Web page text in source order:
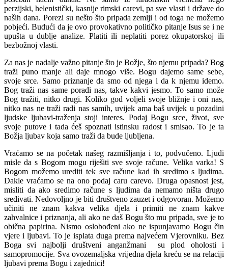
perzijski, helenistički, kasnije rimski carevi, pa sve vlasti i države do
naših dana. Porezi su nešto što pripada zemlji i od toga ne možemo
pobjeći. Budući da je ovo provokativno političko pitanje Isus se i ne
upušta u dublje analize. Platiti ili neplatiti porez okupatorskoj ili
bezbožnoj vlasti.
Za nas je nadalje važno pitanje što je Božje, što njemu pripada? Bog
traži puno manje ali daje mnogo više. Bogu dajemo same sebe,
svoje srce. Samo priznanje da smo od njega i da k njemu idemo.
Bog traži nas same poradi nas, takve kakvi jesmo. To samo može
Bog tražiti, nitko drugi. Koliko god voljeli svoje bližnje i oni nas,
nitko nas ne traži radi nas samih, uvijek ama baš uvijek u pozadini
ljudske ljubavi-traženja stoji interes. Podaj Bogu srce, život, sve
svoje putove i tada ćeš spoznati istinsku radost i smisao. To je ta
Božja ljubav koja samo traži da bude ljubljena.
Vraćamo se na početak našeg razmišljanja i to, podvučeno. Ljudi
misle da s Bogom mogu riješiti sve svoje račune. Velika varka! S
Bogom možemo urediti tek sve račune kad ih sredimo s ljudima.
Dakle vraćamo se na ono podaj caru carevo. Druga opasnost jest,
misliti da ako sredimo račune s ljudima da nemamo ništa drugo
sređivati. Nedovoljno je biti društveno zauzet i odgovoran. Možemo
učiniti ne znam kakva velika djela i primiti ne znam kakve
zahvalnice i priznanja, ali ako ne daš Bogu što mu pripada, sve je to
obična papirina. Nismo oslobođeni ako ne ispunjavamo Bogu čin
vjere i ljubavi. To je isplata duga prema najvećem Vjerovniku. Bez
Boga svi najbolji društveni anganžmani su plod oholosti i
samopromocije. Sva ovozemaljska vrijedna djela kreću se na relaciji
ljubavi prema Bogu i zajednici!